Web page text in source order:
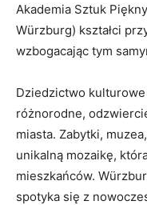
Akademia Sztuk
Würzburg) kształci
wzbogacając tym
Dziedzictwo
różnorodne,
miasta. Zabytki,
unikalną mozaikę,
mieszkańców.
spotyka się z